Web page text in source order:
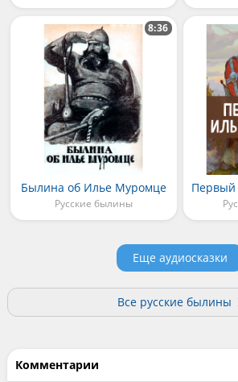
Былина об Илье Муромце
Русские былины
8:36
Еще аудиосказки
Все русские былины
Комментарии